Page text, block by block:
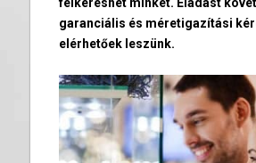
garanciális és méretigazítási
elérhetőek leszünk.